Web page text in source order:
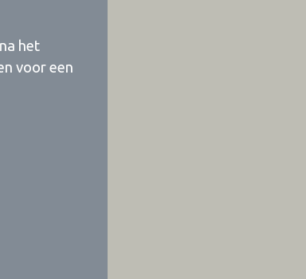
het
voor een